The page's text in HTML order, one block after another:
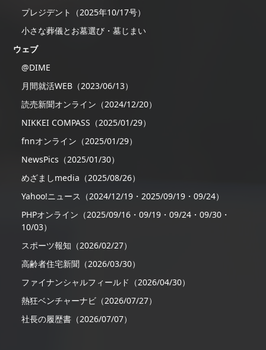
プレジデント（2025年10/17号）
小さな葬儀とお墓選び・墓じまい
ウェブ
@DIME
月間就活WEB（2023/06/13）
読売新聞オンライン（2024/12/20）
NIKKEI COMPASS（2025/01/29）
fnnオンライン（2025/01/29）
NewsPics（2025/01/30）
めざましmedia（2025/08/26）
Yahoo!ニュース（2024/12/19・2025/09/19・09/24）
PHPオンライン（2025/09/16・09/19・09/24・09/30・
10/03）
スポーツ報知（2026/02/27）
高齢者住宅新聞（2026/03/30）
ファイナンシャルフィールド（2026/04/30）
熱狂ベンチャーナビ（2026/07/27）
社長の履歴書（2026/07/07）